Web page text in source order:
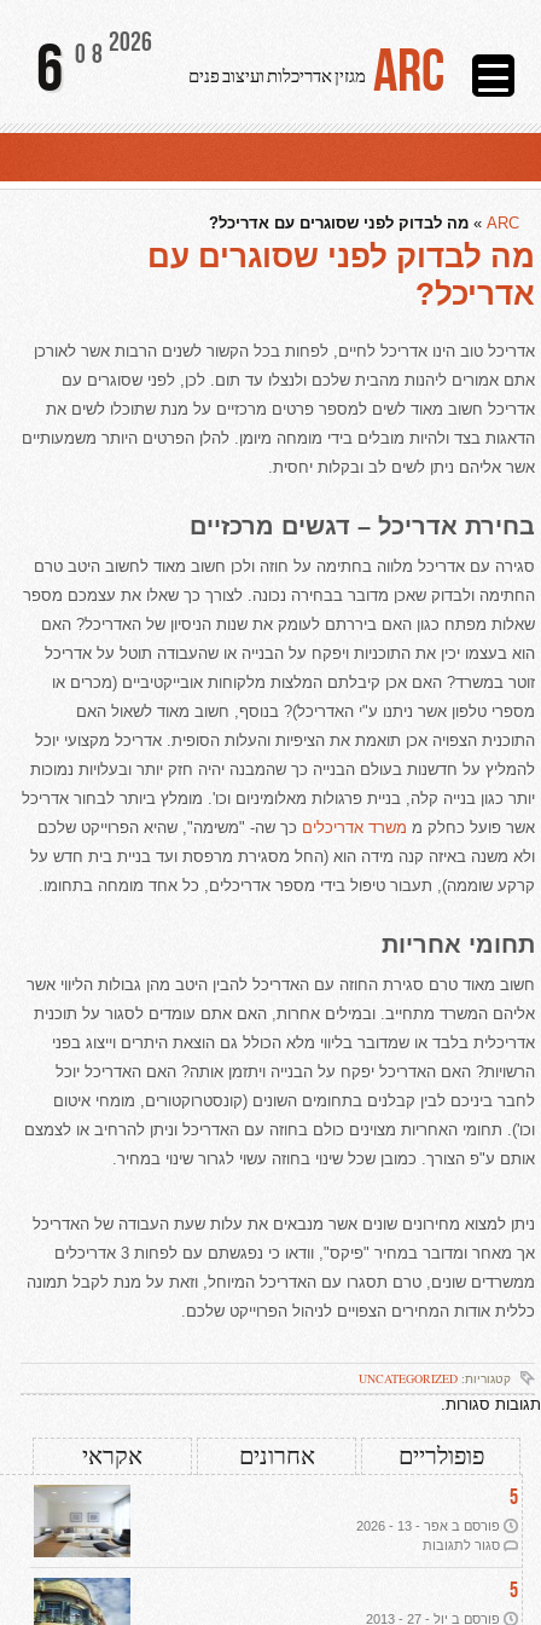
6 082026 ARC מגזין אדריכלות ועיצוב פנים
ARC
» מה לבדוק לפני שסוגרים עם אדריכל?
מה לבדוק לפני שסוגרים עם
אדריכל?
אדריכל טוב הינו אדריכל לחיים, לפחות בכל הקשור לשנים הרבות אשר לאורכן
אתם אמורים ליהנות מהבית שלכם ולנצלו עד תום. לכן, לפני שסוגרים עם
אדריכל חשוב מאוד לשים למספר פרטים מרכזיים על מנת שתוכלו לשים את
הדאגות בצד ולהיות מובלים בידי מומחה מיומן. להלן הפרטים היותר משמעותיים
אשר אליהם ניתן לשים לב ובקלות יחסית.
בחירת אדריכל – דגשים מרכזיים
סגירה עם אדריכל מלווה בחתימה על חוזה ולכן חשוב מאוד לחשוב היטב טרם
החתימה ולבדוק שאכן מדובר בבחירה נכונה. לצורך כך שאלו את עצמכם מספר
שאלות מפתח כגון האם ביררתם לעומק את שנות הניסיון של האדריכל? האם
הוא בעצמו יכין את התוכניות ויפקח על הבנייה או שהעבודה תוטל על אדריכל
זוטר במשרד? האם אכן קיבלתם המלצות מלקוחות אובייקטיביים (מכרים או
מספרי טלפון אשר ניתנו ע"י האדריכל)? בנוסף, חשוב מאוד לשאול האם
התוכנית הצפויה אכן תואמת את הציפיות והעלות הסופית. אדריכל מקצועי יוכל
להמליץ על חדשנות בעולם הבנייה כך שהמבנה יהיה חזק יותר ובעלויות נמוכות
יותר כגון בנייה קלה, בניית פרגולות מאלומיניום וכו'. מומלץ ביותר לבחור אדריכל
אשר פועל כחלק מ משרד אדריכלים כך שה- "משימה", שהיא הפרוייקט שלכם
ולא משנה באיזה קנה מידה הוא (החל מסגירת מרפסת ועד בניית בית חדש על
קרקע שוממה), תעבור טיפול בידי מספר אדריכלים, כל אחד מומחה בתחומו.
תחומי אחריות
חשוב מאוד טרם סגירת החוזה עם האדריכל להבין היטב מהן גבולות הליווי אשר
אליהם המשרד מתחייב. ובמילים אחרות, האם אתם עומדים לסגור על תוכנית
אדריכלית בלבד או שמדובר בליווי מלא הכולל גם הוצאת היתרים וייצוג בפני
הרשויות? האם האדריכל יפקח על הבנייה ויתזמן אותה? האם האדריכל יוכל
לחבר ביניכם לבין קבלנים בתחומים השונים (קונסטרוקטורים, מומחי איטום
וכו'). תחומי האחריות מצוינים כולם בחוזה עם האדריכל וניתן להרחיב או לצמצם
אותם ע"פ הצורך. כמובן שכל שינוי בחוזה עשוי לגרור שינוי במחיר.
ניתן למצוא מחירונים שונים אשר מנבאים את עלות שעת העבודה של האדריכל
אך מאחר ומדובר במחיר "פיקס", וודאו כי נפגשתם עם לפחות 3 אדריכלים
ממשרדים שונים, טרם תסגרו עם האדריכל המיוחל, וזאת על מנת לקבל תמונה
כללית אודות המחירים הצפויים לניהול הפרוייקט שלכם.
קטגוריות: UNCATEGORIZED
תגובות סגורות.
פופולריים אחרונים אקראי
5
פורסם ב אפר - 13 - 2026
סגור לתגובותעל
ב-2026:
5
פורסם ב יול - 27 - 2013